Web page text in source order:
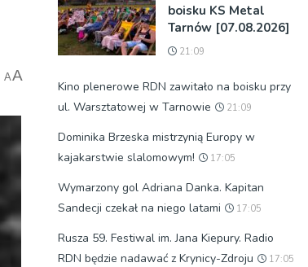
AA
boisku KS Metal
Tarnów [07.08.2026]
21:09
Kino plenerowe RDN zawitało na boisku przy
ul. Warsztatowej w Tarnowie
21:09
Dominika Brzeska mistrzynią Europy w
kajakarstwie slalomowym!
17:05
Wymarzony gol Adriana Danka. Kapitan
Sandecji czekał na niego latami
17:05
Rusza 59. Festiwal im. Jana Kiepury. Radio
RDN będzie nadawać z Krynicy-Zdroju
17:05